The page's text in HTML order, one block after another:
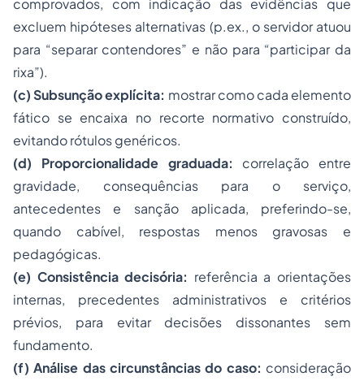
comprovados, com indicação das evidências que
excluem hipóteses alternativas (p.ex., o servidor atuou
para “separar contendores” e não para “participar da
rixa”).
(c) Subsunção explícita: mostrar como cada elemento
fático se encaixa no recorte normativo construído,
evitando rótulos genéricos.
(d) Proporcionalidade graduada: correlação entre
gravidade, consequências para o serviço,
antecedentes e sanção aplicada, preferindo-se,
quando cabível, respostas menos gravosas e
pedagógicas.
(e) Consistência decisória: referência a orientações
internas, precedentes administrativos e critérios
prévios, para evitar decisões dissonantes sem
fundamento.
(f) Análise das circunstâncias do caso: consideração